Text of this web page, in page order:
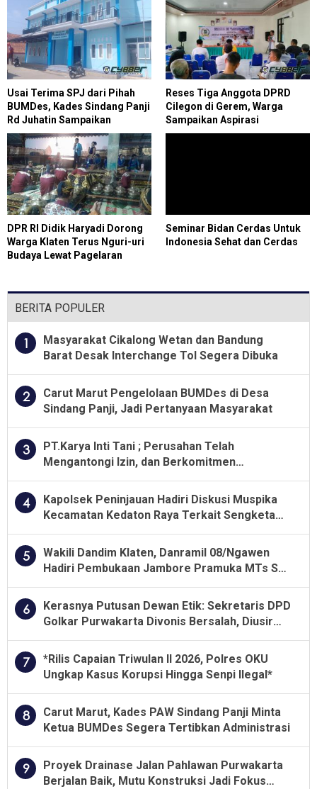
Usai Terima SPJ dari Pihah
BUMDes, Kades Sindang Panji
Rd Juhatin Sampaikan
Penjelasan
Reses Tiga Anggota DPRD
Cilegon di Gerem, Warga
Sampaikan Aspirasi
Infrastruktur hingga
DPR RI Didik Haryadi Dorong
Warga Klaten Terus Nguri-uri
Budaya Lewat Pagelaran
Seminar Bidan Cerdas Untuk
Indonesia Sehat dan Cerdas
BERITA POPULER
1
Masyarakat Cikalong Wetan dan Bandung
Barat Desak Interchange Tol Segera Dibuka
2
Carut Marut Pengelolaan BUMDes di Desa
Sindang Panji, Jadi Pertanyaan Masyarakat
3
PT.Karya Inti Tani ; Perusahan Telah
Mengantongi Izin, dan Berkomitmen
Menjalankan Aturan Yang Berlaku
4
Kapolsek Peninjauan Hadiri Diskusi Muspika
Kecamatan Kedaton Raya Terkait Sengketa
Lahan Kelompok Tani Dengan PT. GNS
5
Wakili Dandim Klaten, Danramil 08/Ngawen
Hadiri Pembukaan Jambore Pramuka MTs Se-
Jawa Tengah 2026
6
Kerasnya Putusan Dewan Etik: Sekretaris DPD
Golkar Purwakarta Divonis Bersalah, Diusir
Dari Jabatan Selama Empat Tahun
7
*Rilis Capaian Triwulan II 2026, Polres OKU
Ungkap Kasus Korupsi Hingga Senpi Ilegal*
8
Carut Marut, Kades PAW Sindang Panji Minta
Ketua BUMDes Segera Tertibkan Administrasi
9
Proyek Drainase Jalan Pahlawan Purwakarta
Berjalan Baik, Mutu Konstruksi Jadi Fokus